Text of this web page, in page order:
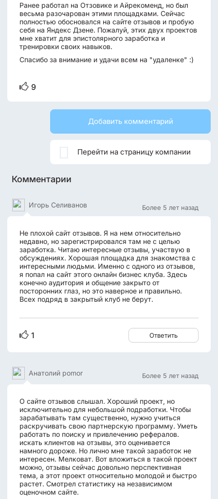
Ранее работал на Отзовике и Айрекоменд, но был
весьма разочарован этими площадками. Сейчас
полностью обосновался на сайте отзывов и пробую
себя на Яндекс Дзене. Пожалуй, этих двух проектов
мне хватит для эпистолярного заработка и
тренировки своих навыков.
Спасибо за внимание и удачи всем на "удаленке" :)
9
Добавить комментарий
Перейти на страницу компании
Комментарии
Более 5 лет назад
Игорь Селиванов
Не плохой сайт отзывов. Я на нем относительно
недавно, но зарегистрировался там не с целью
заработка. Читаю интересные отзывы, участвую в
обсуждениях. Хорошая площадка для знакомства с
интересными людьми. Именно с одного из отзывов,
я попал на сайт этого онлайн бизнес клуба. Здесь
конечно аудитория и общение закрыто от
посторонних глаз, но это наверное и правильно.
Всех подряд в закрытый клуб не берут.
1 Ответить
Более 5 лет назад
Анатолий pomor
О сайте отзывов слышал. Хороший проект, но
исключительно для небольшой подработки. Чтобы
зарабатывать там существенно, нужно учиться
раскручивать свою партнерскую программу. Уметь
работать по поиску и привлечению рефералов.
искать клиентов на отзывы, это оценивается
намного дороже. Но лично мне такой заработок не
интересен. Мелковат. Вот вложиться в такой проект
можно, отзывы сейчас довольно перспективная
тема, а этот проект относительно молодой и быстро
растет. Смотрел статистику на независимом
оценочном сайте.